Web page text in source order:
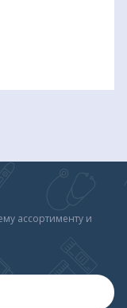
ассортименту и